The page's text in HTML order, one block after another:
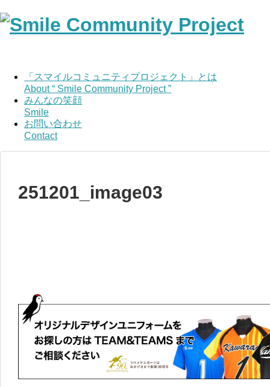
「スマイルコミュニティプロジェクト」とは
About “ Smile Community Project ”
みんなの笑顔
Smile
お問い合わせ
Contact
251201_image03